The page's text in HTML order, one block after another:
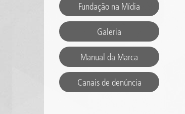
Fundação na Mídia
Galeria
Manual da Marca
Canais de denúncia